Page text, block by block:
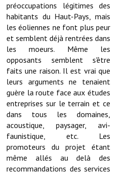
Le personnel municipal
Les moyens financiers
Note de synthèse financière
Rapport d'orientation budgétaire
Actions et projets
Projets et travaux en cours
Procès verbaux des conseils
Communication
Le bulletin municipal : Fressinfo & Le
préoccupations légitimes des
habitants du Haut-Pays, mais
les éoliennes ne font plus peur
et semblent déjà rentrées dans
les moeurs. Même les
opposants semblent s'être
faits une raison. Il est vrai que
leurs arguments ne tenaient
guère la route face aux études
entreprises sur le terrain et ce
dans tous les domaines,
acoustique, paysager, avi-
faunistique, etc. Les
promoteurs du projet étant
même allés au delà des
recommandations des services